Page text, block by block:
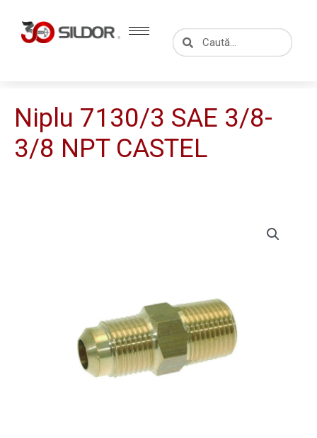
content
CautăCaută
Niplu 7130/3 SAE 3/8-
3/8 NPT CASTEL